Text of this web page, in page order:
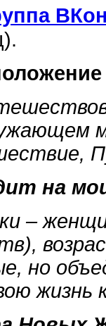
на
–
но
жизнь